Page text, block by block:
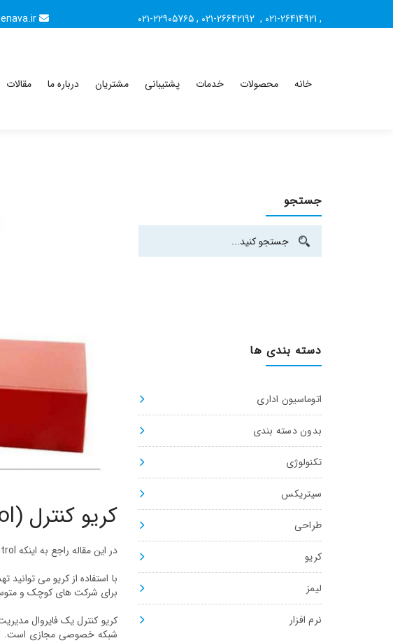
, ۰۲۱-26414921 ,
,۰۲۱-۲۲۹۰۵7۶۵
خانه محصولات خدمات پشتیبانی مشتریان درباره ما مقالات
کریو کنترل (Kerio Control) چیست؟
در این مقاله راجع به اینکه Kerio Control چیست و چه قابلیت هایی دارد و نحوه استقرار کلی آن با شما صحبت خواهیم کرد.
برای شرکت های کوچک و
کریو کنترل یک فایروال
جستجو
دسته بندی ها
اتوماسیون اداری
بدون دسته بندی
تکنولوژی
سیتریکس
طراحی
کریو
لیمز
نرم افزار